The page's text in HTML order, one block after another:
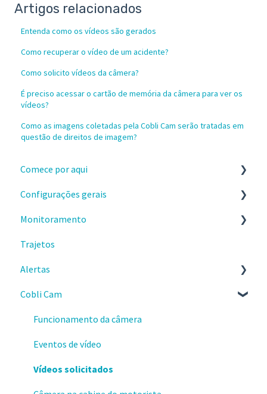
Artigos relacionados
Entenda como os vídeos são gerados
Como recuperar o vídeo de um acidente?
Como solicito vídeos da câmera?
É preciso acessar o cartão de memória da câmera para ver os
vídeos?
Como as imagens coletadas pela Cobli Cam serão tratadas em
questão de direitos de imagem?
Comece por aqui
Instalação e recebimento dos dispositivos
Configure a sua conta no painel da Cobli
Primeiros passos no painel da Cobli
Faça os treinamentos sobre o painel Cobli
Informações importantes
Precisou de suporte?
Conquistando resultados
Configurações gerais
Configurações
Celular
Gastos
Frota
Entrega de dispositivos
Dispositivos Cobli
Identificação de motoristas
Monitoramento
Painel Principal
Locais de interesse
Trajetos
Alertas
Comece por aqui
Tipos de alertas e seus detalhes
Notificações de alertas
Cobli Cam
Funcionamento da câmera
Eventos de vídeo
Vídeos solicitados